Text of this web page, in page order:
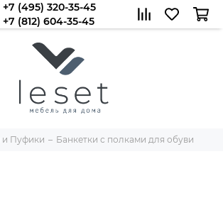
+7 (495) 320-35-45
+7 (812) 604-35-45
и Пуфики Банкетки с полками для обуви